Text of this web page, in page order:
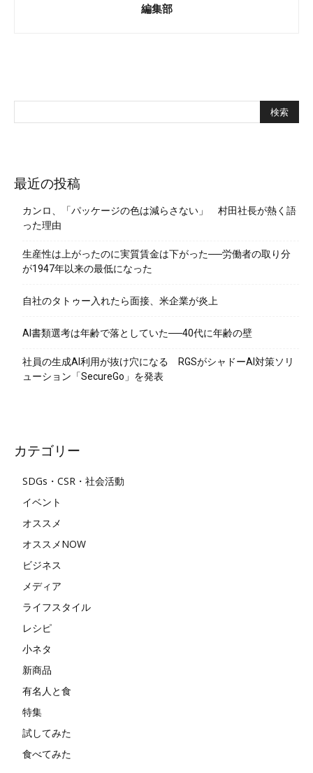
編集部
最近の投稿
カンロ、「パッケージの色は減らさない」 村田社長が熱く語
った理由
生産性は上がったのに実質賃金は下がった──労働者の取り分
が1947年以来の最低になった
自社のタトゥー入れたら面接、米企業が炎上
AI書類選考は年齢で落としていた──40代に年齢の壁
社員の生成AI利用が抜け穴になる RGSがシャドーAI対策ソリ
ューション「SecureGo」を発表
カテゴリー
SDGs・CSR・社会活動
イベント
オススメ
オススメNOW
ビジネス
メディア
ライフスタイル
レシピ
小ネタ
新商品
有名人と食
特集
試してみた
食べてみた